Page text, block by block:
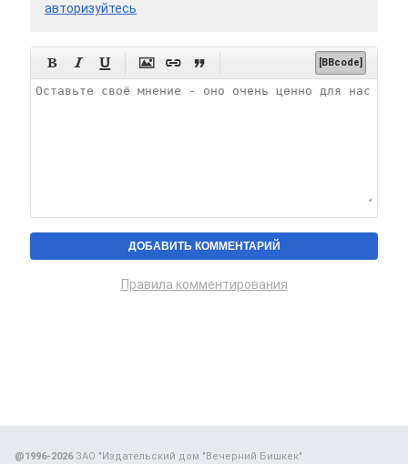
авторизуйтесь
      [BBcode]
Правила комментирования
@1996-2026ЗАО "Издательский дом "Вечерний Бишкек"